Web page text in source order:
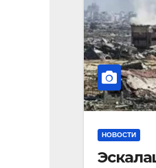
НОВОСТИ